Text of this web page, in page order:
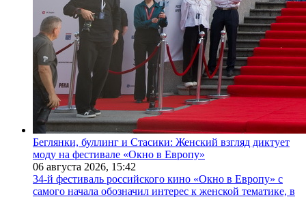
Беглянки, буллинг и Стасики: Женский взгляд диктует
моду на фестивале «Окно в Европу»
06 августа 2026, 15:42
34-й фестиваль российского кино «Окно в Европу» с
самого начала обозначил интерес к женской тематике, в